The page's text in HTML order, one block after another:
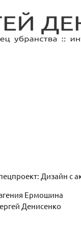
Дизайн с
Ермошина
Денисенко